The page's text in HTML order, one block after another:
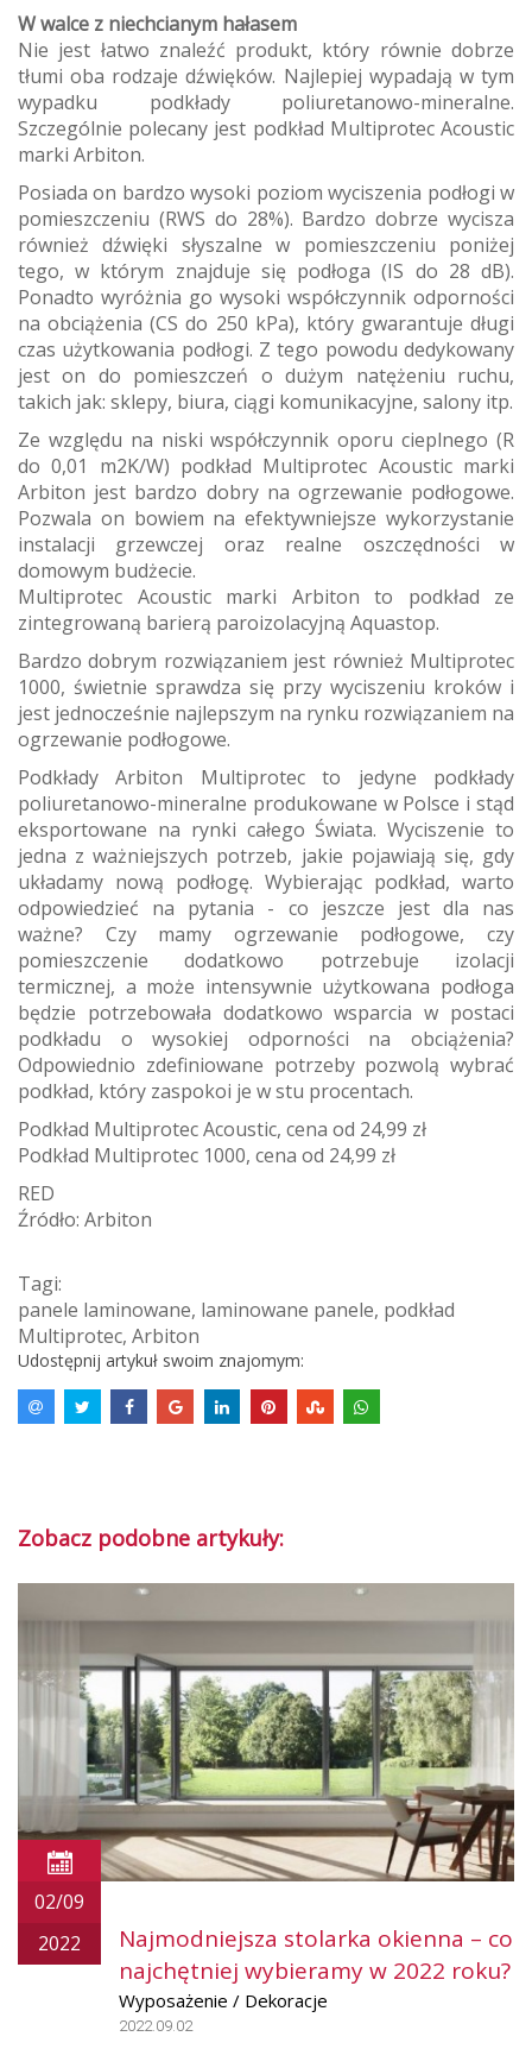
W walce z niechcianym hałasem
Nie jest łatwo znaleźć produkt, który równie dobrze
tłumi oba rodzaje dźwięków. Najlepiej wypadają w tym
wypadku podkłady poliuretanowo-mineralne.
Szczególnie polecany jest podkład Multiprotec Acoustic
marki Arbiton.
Posiada on bardzo wysoki poziom wyciszenia podłogi w
pomieszczeniu (RWS do 28%). Bardzo dobrze wycisza
również dźwięki słyszalne w pomieszczeniu poniżej
tego, w którym znajduje się podłoga (IS do 28 dB).
Ponadto wyróżnia go wysoki współczynnik odporności
na obciążenia (CS do 250 kPa), który gwarantuje długi
czas użytkowania podłogi. Z tego powodu dedykowany
jest on do pomieszczeń o dużym natężeniu ruchu,
takich jak: sklepy, biura, ciągi komunikacyjne, salony itp.
Ze względu na niski współczynnik oporu cieplnego (R
do 0,01 m2K/W) podkład Multiprotec Acoustic marki
Arbiton jest bardzo dobry na ogrzewanie podłogowe.
Pozwala on bowiem na efektywniejsze wykorzystanie
instalacji grzewczej oraz realne oszczędności w
domowym budżecie.
Multiprotec Acoustic marki Arbiton to podkład ze
zintegrowaną barierą paroizolacyjną Aquastop.
Bardzo dobrym rozwiązaniem jest również Multiprotec
1000, świetnie sprawdza się przy wyciszeniu kroków i
jest jednocześnie najlepszym na rynku rozwiązaniem na
ogrzewanie podłogowe.
Podkłady Arbiton Multiprotec to jedyne podkłady
poliuretanowo-mineralne produkowane w Polsce i stąd
eksportowane na rynki całego Świata. Wyciszenie to
jedna z ważniejszych potrzeb, jakie pojawiają się, gdy
układamy nową podłogę. Wybierając podkład, warto
odpowiedzieć na pytania - co jeszcze jest dla nas
ważne? Czy mamy ogrzewanie podłogowe, czy
pomieszczenie dodatkowo potrzebuje izolacji
termicznej, a może intensywnie użytkowana podłoga
będzie potrzebowała dodatkowo wsparcia w postaci
podkładu o wysokiej odporności na obciążenia?
Odpowiednio zdefiniowane potrzeby pozwolą wybrać
podkład, który zaspokoi je w stu procentach.
Podkład Multiprotec Acoustic, cena od 24,99 zł
Podkład Multiprotec 1000, cena od 24,99 zł
RED
Źródło: Arbiton
Tagi:
panele laminowane, laminowane panele, podkład
Multiprotec, Arbiton
Udostępnij artykuł swoim znajomym:
Zobacz podobne artykuły:
02/09
2022
Najmodniejsza stolarka okienna – co
najchętniej wybieramy w 2022 roku?
Wyposażenie / Dekoracje
2022.09.02